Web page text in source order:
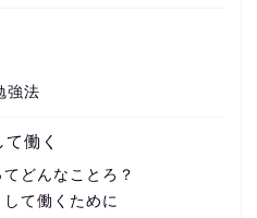
強法
働く
どんなことろ？
て働くために